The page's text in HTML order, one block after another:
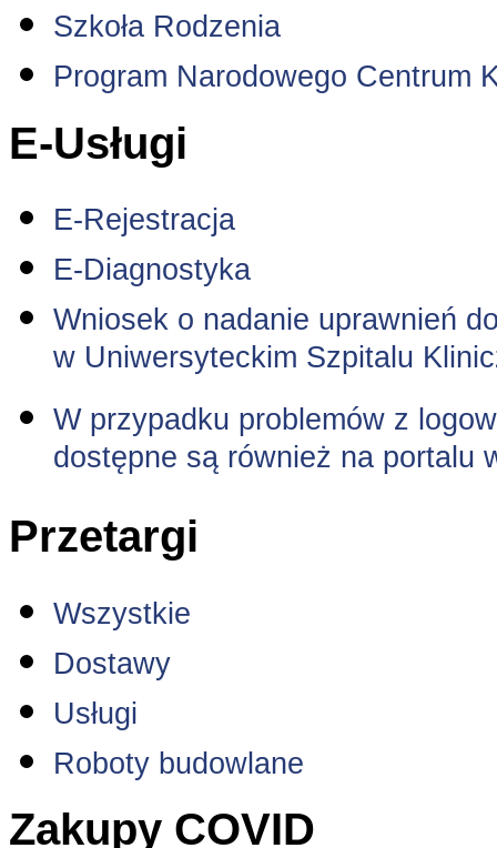
Szkoła Rodzenia
Program Narodowego Centrum
E-Usługi
E-Rejestracja
E-Diagnostyka
Wniosek o nadanie uprawnień
w Uniwersyteckim Szpitalu
W przypadku problemów z
dostępne są również na portalu
Przetargi
Wszystkie
Dostawy
Usługi
Roboty budowlane
Zakupy COVID